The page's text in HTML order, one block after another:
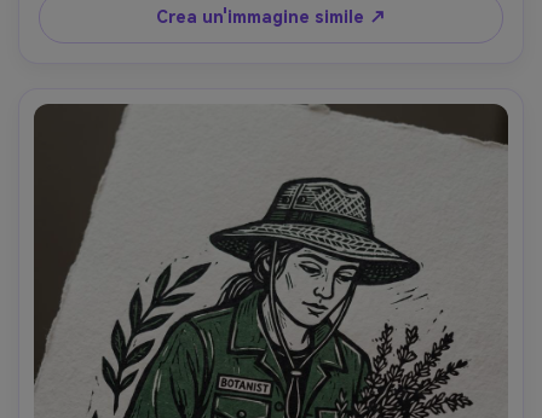
vintage, obiettivo 85mm, profondità di campo bassa,
morbida illuminazione cinematografica-AR 4:5
Crea un'immagine simile ↗